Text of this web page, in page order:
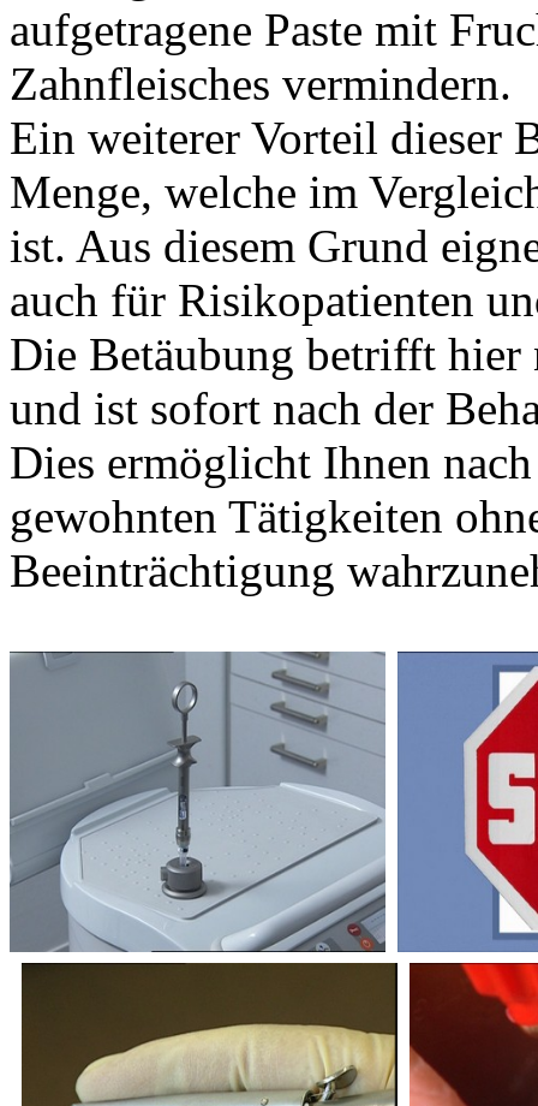
aufgetragene Paste mit
Zahnfleisches vermindern.
Ein weiterer Vorteil dieser
Menge, welche im
ist. Aus diesem Grund
auch für Risikopatienten
Die Betäubung betrifft hier
und ist sofort nach der
Dies ermöglicht Ihnen
gewohnten Tätigkeiten
Beeinträchtigung